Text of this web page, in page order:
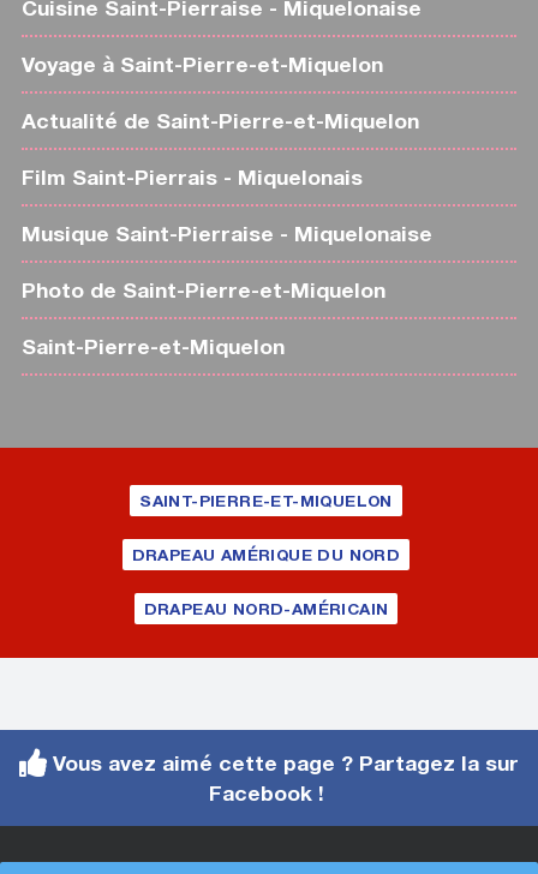
Cuisine Saint-Pierraise - Miquelonaise
Voyage à Saint-Pierre-et-Miquelon
Actualité de Saint-Pierre-et-Miquelon
Film Saint-Pierrais - Miquelonais
Musique Saint-Pierraise - Miquelonaise
Photo de Saint-Pierre-et-Miquelon
Saint-Pierre-et-Miquelon
SAINT-PIERRE-ET-MIQUELON
DRAPEAU AMÉRIQUE DU NORD
DRAPEAU NORD-AMÉRICAIN
Vous avez aimé cette page ? Partagez la sur
Facebook !